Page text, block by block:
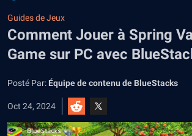
Guides de Jeux
Comment Jouer à Spring
Game sur PC avec
Posté Par: Équipe de contenu de BlueStacks
Oct 24, 2024